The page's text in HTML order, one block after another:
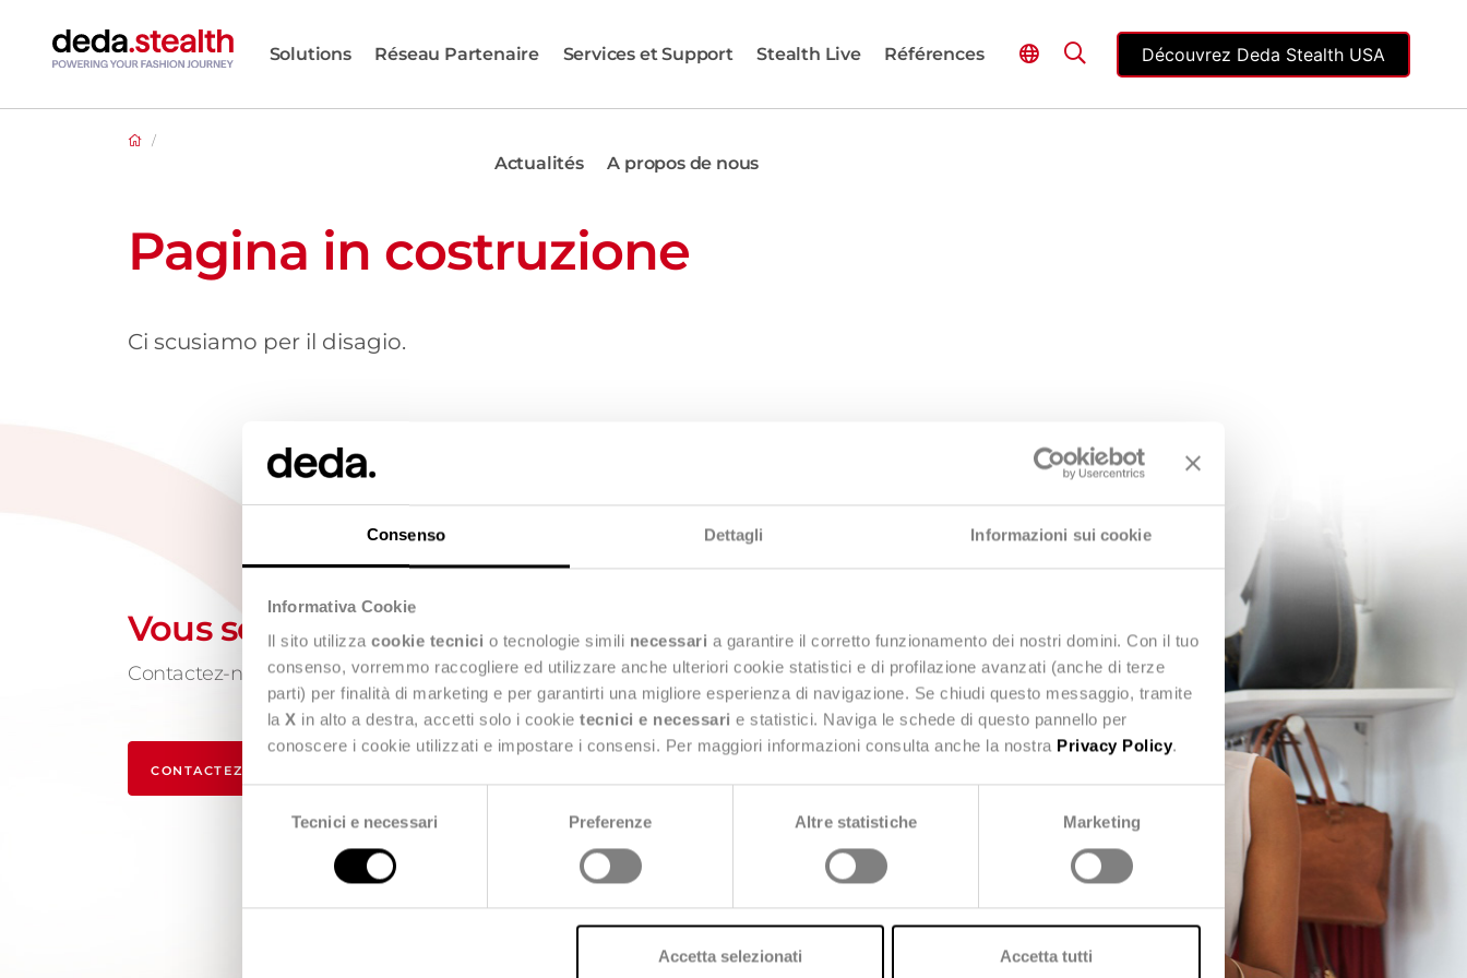
Consenso Dettagli Informazioni sui cookie
Informativa Cookie
Il sito utilizza cookie tecnici o tecnologie simili necessari a garantire il corretto funzionamento dei nostri domini. Con il tuo
consenso, vorremmo raccogliere ed utilizzare anche ulteriori cookie statistici e di profilazione avanzati (anche di terze
parti) per finalità di marketing e per garantirti una migliore esperienza di navigazione. Se chiudi questo messaggio, tramite
la X in alto a destra, accetti solo i cookie tecnici e necessari e statistici. Naviga le schede di questo pannello per
conoscere i cookie utilizzati e impostare i consensi. Per maggiori informazioni consulta anche la nostra Privacy Policy.
Selezione
Tecnici e necessari Preferenze Altre statistiche Marketing
Accetta selezionati Accetta tutti
Solutions Réseau Partenaire Services et Support Stealth Live Références
Actualités A propos de nous
Découvrez Deda Stealth USA
/
Pagina in costruzione
Ci scusiamo per il disagio.
Vous souhaitez en savoir plus?
Contactez-nous, nous sommes à votre disposition
CONTACTEZ-NOUS